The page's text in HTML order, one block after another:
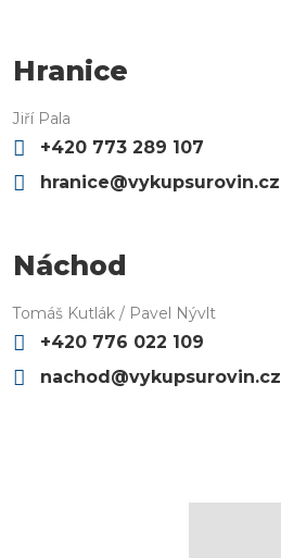
Hranice
Jiří Pala
+420 773 289 107
hranice@vykupsurovin.cz
Náchod
Tomáš Kutlák / Pavel Nývlt
+420 776 022 109
nachod@vykupsurovin.cz